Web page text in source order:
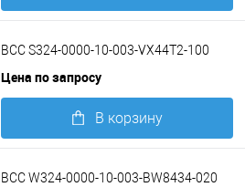
BCC S324-0000-10-003-VX44T2-100
Цена по запросу
В корзину
BCC W324-0000-10-003-BW8434-020